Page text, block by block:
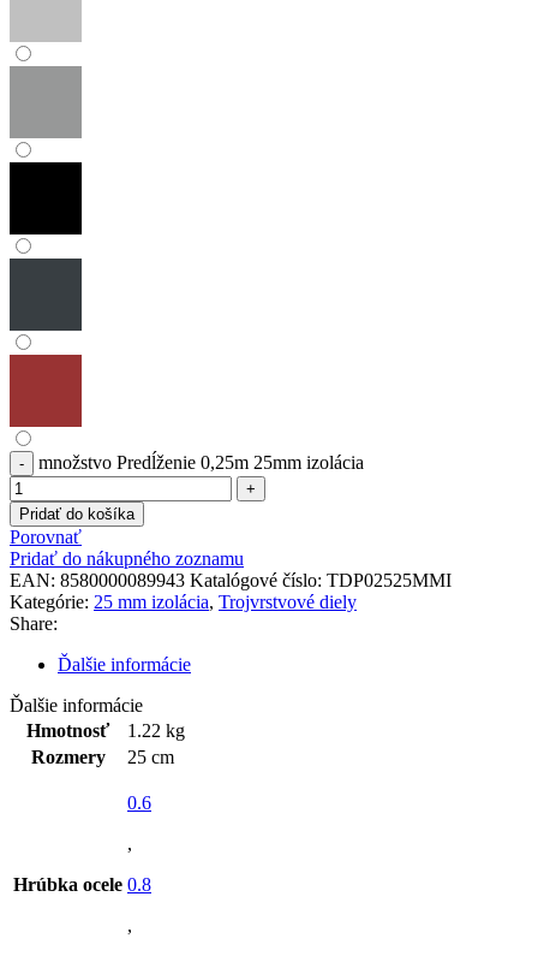
množstvo Predĺženie 0,25m 25mm izolácia
Pridať do košíka
Porovnať
Pridať do nákupného zoznamu
EAN: 8580000089943 Katalógové číslo: TDP02525MMI
Kategórie: 25 mm izolácia, Trojvrstvové diely
Share:
Ďalšie informácie
Ďalšie informácie
Hmotnosť
1.22 kg
Rozmery
25 cm
Hrúbka ocele
0.6
,
0.8
,